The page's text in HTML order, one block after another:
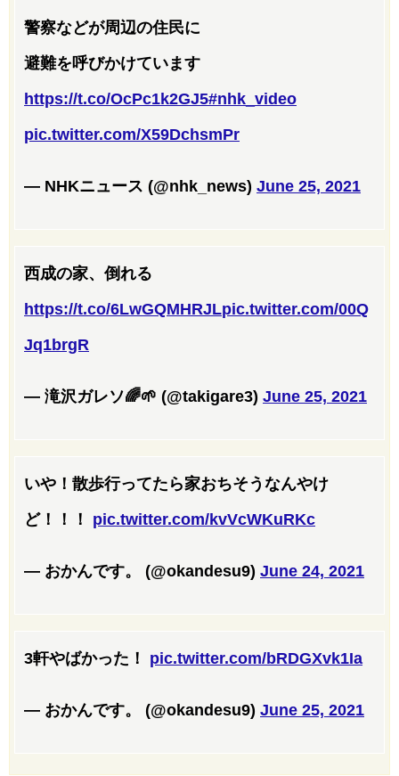
警察などが周辺の住民に
避難を呼びかけています
https://t.co/OcPc1k2GJ5#nhk_video
pic.twitter.com/X59DchsmPr
— NHKニュース (@nhk_news) June 25, 2021
西成の家、倒れる
https://t.co/6LwGQMHRJLpic.twitter.com/00Q
Jq1brgR
— 滝沢ガレソ🌈🌱 (@takigare3) June 25, 2021
いや！散歩行ってたら家おちそうなんやけ
ど！！！ pic.twitter.com/kvVcWKuRKc
— おかんです。 (@okandesu9) June 24, 2021
3軒やばかった！ pic.twitter.com/bRDGXvk1Ia
— おかんです。 (@okandesu9) June 25, 2021